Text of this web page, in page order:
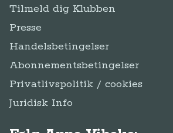
Tilmeld dig Klubben
Presse
Handelsbetingelser
Abonnementsbetingelser
Privatlivspolitik / cookies
Juridisk Info